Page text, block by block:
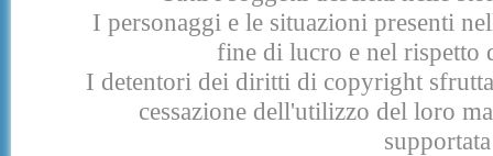
I personaggi e le situazioni presenti
fine di lucro e nel rispetto
I detentori dei diritti di copyright
cessazione dell'utilizzo del loro